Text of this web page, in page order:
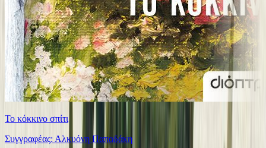
Το κόκκινο σπίτι
Συγγραφέας: Αλκυόνη Παπαδάκη